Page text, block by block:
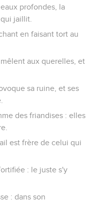
profondes, la
jaillit.
en faisant tort au
aux querelles, et
sa ruine, et ses
des friandises : elles
est frère de celui qui
: le juste s'y
: dans son